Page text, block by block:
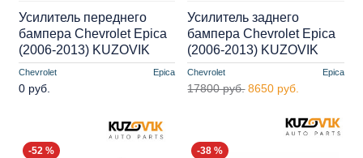
Chevrolet Epica
Усилитель переднего
бампера Chevrolet Epica
(2006-2013) KUZOVIK
0 руб.
Chevrolet Epica
Усилитель заднего
бампера Chevrolet Epica
(2006-2013) KUZOVIK
17800 руб. 8650 руб.
-52 % -38 %